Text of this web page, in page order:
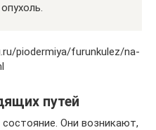
piodermiya/furunkulez/na-
путей
Они возникают,